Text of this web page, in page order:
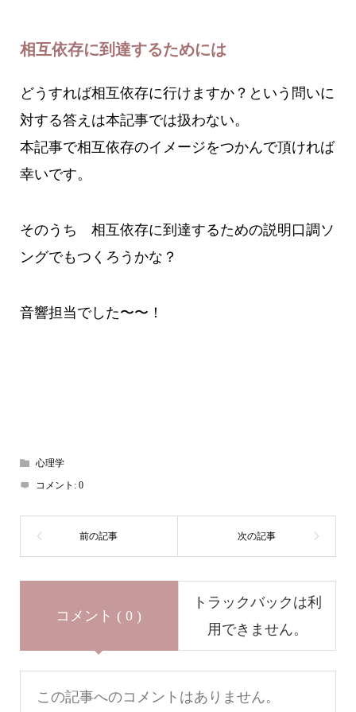
相互依存に到達するためには
どうすれば相互依存に行けますか？という問いに
対する答えは本記事では扱わない。
本記事で相互依存のイメージをつかんで頂ければ
幸いです。
そのうち 相互依存に到達するための説明口調ソ
ングでもつくろうかな？
音響担当でした〜〜！
心理学
コメント: 0
コメント ( 0 )
トラックバックは利
用できません。
この記事へのコメントはありません。